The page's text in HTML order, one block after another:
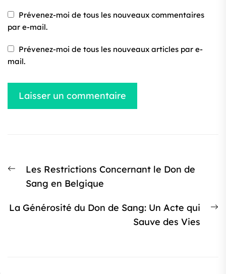
Prévenez-moi de tous les nouveaux commentaires
par e-mail.
Prévenez-moi de tous les nouveaux articles par e-
mail.
de
l’article
Article
précédent
Les Restrictions Concernant le Don de
Sang en Belgique
La Générosité du Don de Sang: Un Acte qui
Sauve des Vies